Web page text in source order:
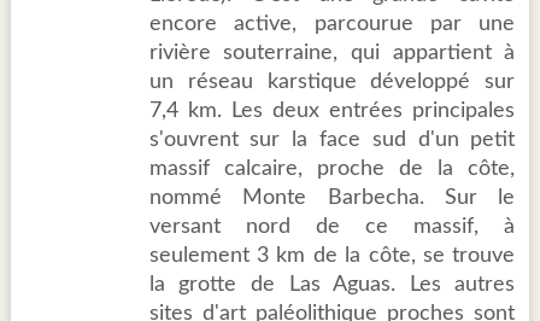
encore active, parcourue par une
rivière souterraine, qui appartient à
un réseau karstique développé sur
7,4 km. Les deux entrées principales
s'ouvrent sur la face sud d'un petit
massif calcaire, proche de la côte,
nommé Monte Barbecha. Sur le
versant nord de ce massif, à
seulement 3 km de la côte, se trouve
la grotte de Las Aguas. Les autres
sites d'art paléolithique proches sont